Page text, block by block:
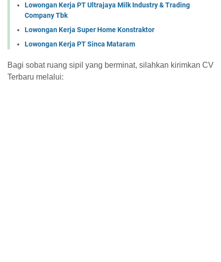
Lowongan Kerja PT Ultrajaya Milk Industry & Trading
Company Tbk
Lowongan Kerja Super Home Konstraktor
Lowongan Kerja PT Sinca Mataram
Bagi sobat ruang sipil yang berminat, silahkan kirimkan CV
Terbaru melalui: